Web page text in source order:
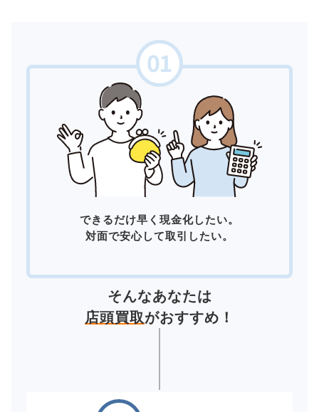
できるだけ早く現金化したい。
対面で安心して取引したい。
そんなあなたは
店頭買取がおすすめ！